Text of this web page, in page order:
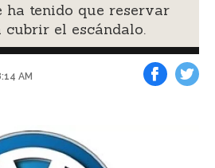
ha tenido que reservar
cubrir el escándalo.
AM